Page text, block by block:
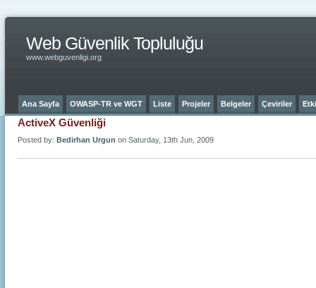
Web Güvenlik Topluluğu
www.webguvenligi.org
Ana Sayfa OWASP-TR ve WGT Liste Projeler Belgeler Çeviriler
ActiveX Güvenliği
Posted by: Bedirhan Urgun on Saturday, 13th Jun, 2009